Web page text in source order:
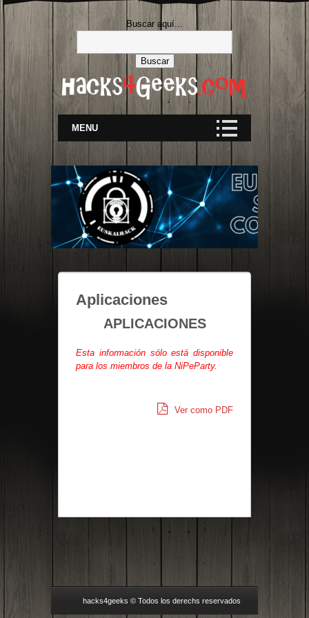
Buscar aquí...
MENU
Aplicaciones
APLICACIONES
Esta información sólo está disponible
para los miembros de la NiPeParty.
Ver como PDF
hacks4geeks © Todos los derechs reservados